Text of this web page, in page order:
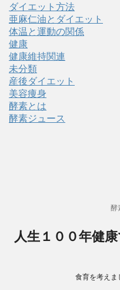
ダイエット方法
亜麻仁油とダイエット
体温と運動の関係
健康
健康維持関連
未分類
産後ダイエット
美容痩身
酵素とは
酵素ジュース
酵
人生１００年健
食育を考えま